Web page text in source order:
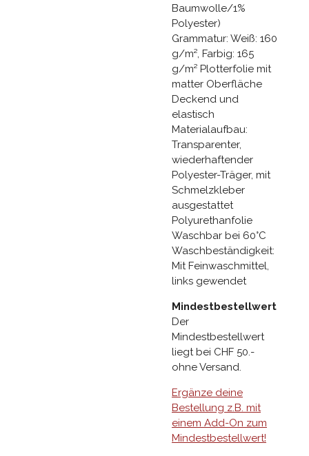
Baumwolle/1%
Polyester)
Grammatur: Weiß: 160
g/m², Farbig: 165
g/m² Plotterfolie mit
matter Oberfläche
Deckend und
elastisch
Materialaufbau:
Transparenter,
wiederhaftender
Polyester-Träger, mit
Schmelzkleber
ausgestattet
Polyurethanfolie
Waschbar bei 60°C
Waschbeständigkeit:
Mit Feinwaschmittel,
links gewendet
Mindestbestellwert
Der
Mindestbestellwert
liegt bei CHF 50.-
ohne Versand.
Ergänze deine
Bestellung z.B. mit
einem Add-On zum
Mindestbestellwert!